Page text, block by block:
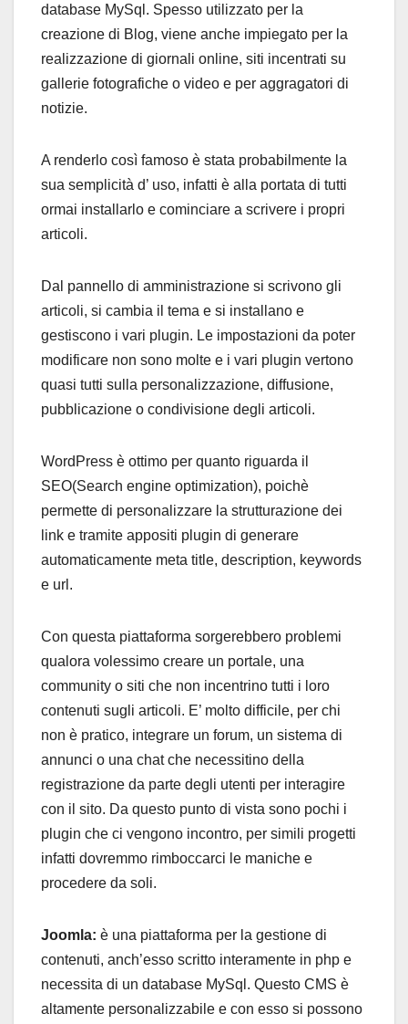
database MySql. Spesso utilizzato per la
creazione di Blog, viene anche impiegato per la
realizzazione di giornali online, siti incentrati su
gallerie fotografiche o video e per aggragatori di
notizie.
A renderlo così famoso è stata probabilmente la
sua semplicità d’ uso, infatti è alla portata di tutti
ormai installarlo e cominciare a scrivere i propri
articoli.
Dal pannello di amministrazione si scrivono gli
articoli, si cambia il tema e si installano e
gestiscono i vari plugin. Le impostazioni da poter
modificare non sono molte e i vari plugin vertono
quasi tutti sulla personalizzazione, diffusione,
pubblicazione o condivisione degli articoli.
WordPress è ottimo per quanto riguarda il
SEO(Search engine optimization), poichè
permette di personalizzare la strutturazione dei
link e tramite appositi plugin di generare
automaticamente meta title, description, keywords
e url.
Con questa piattaforma sorgerebbero problemi
qualora volessimo creare un portale, una
community o siti che non incentrino tutti i loro
contenuti sugli articoli. E’ molto difficile, per chi
non è pratico, integrare un forum, un sistema di
annunci o una chat che necessitino della
registrazione da parte degli utenti per interagire
con il sito. Da questo punto di vista sono pochi i
plugin che ci vengono incontro, per simili progetti
infatti dovremmo rimboccarci le maniche e
procedere da soli.
Joomla: è una piattaforma per la gestione di
contenuti, anch’esso scritto interamente in php e
necessita di un database MySql. Questo CMS è
altamente personalizzabile e con esso si possono